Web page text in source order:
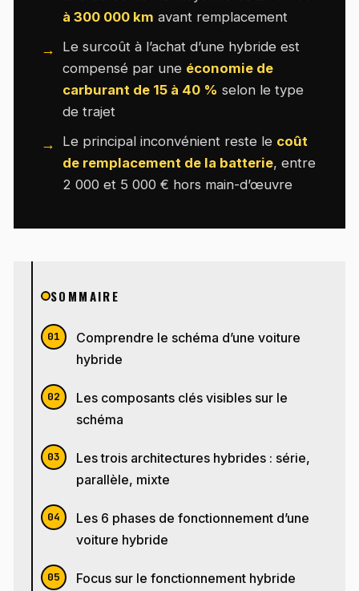
à 300 000 km avant remplacement
Le surcoût à l’achat d’une hybride est
compensé par une économie de
carburant de 15 à 40 % selon le type
de trajet
Le principal inconvénient reste le coût
de remplacement de la batterie, entre
2 000 et 5 000 € hors main-d’œuvre
SOMMAIRE
Comprendre le schéma d’une voiture
hybride
Les composants clés visibles sur le
schéma
Les trois architectures hybrides : série,
parallèle, mixte
Les 6 phases de fonctionnement d’une
voiture hybride
Focus sur le fonctionnement hybride